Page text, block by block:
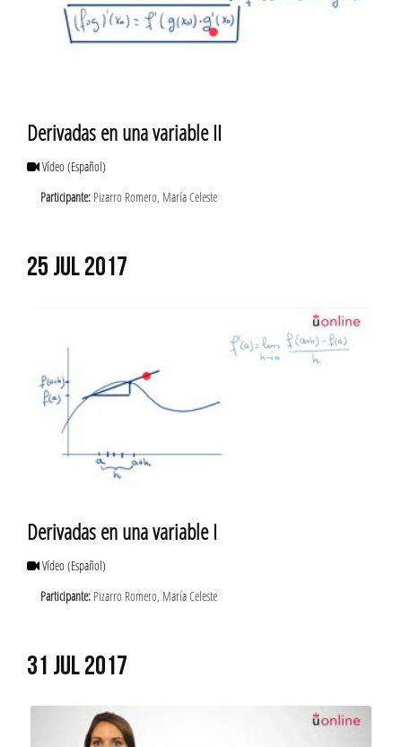
Derivadas en una variable II
Vídeo(Español)
Participante: Pizarro Romero, María Celeste
25 JUL 2017
Derivadas en una variable I
Vídeo(Español)
Participante: Pizarro Romero, María Celeste
31 JUL 2017